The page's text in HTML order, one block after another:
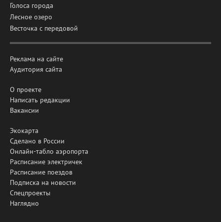
Голоса города
Лесное озеро
Весточка с передовой
Реклама на сайте
Аудитория сайта
О проекте
Написать редакции
Вакансии
Экокарта
Сделано в России
Онлайн-табло аэропорта
Расписание электричек
Расписание поездов
Подписка на новости
Спецпроекты
Наглядно